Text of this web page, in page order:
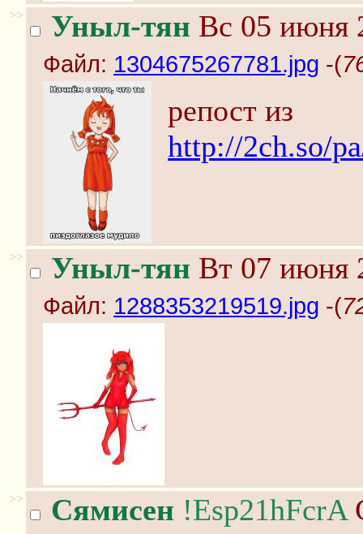
>> Уныл-тян Вс 05 июня
Файл: 1304675267781.jpg -(
репост из
http://2ch.so/
>> Уныл-тян Вт 07 июня
Файл: 1288353219519.jpg -(
>> Сямисен !Esp21hFcrA